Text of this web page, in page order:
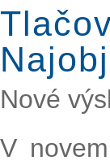
Nové
V